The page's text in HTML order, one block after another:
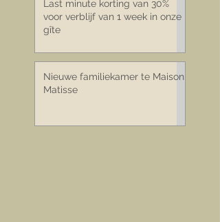
Last minute korting van 30%
voor verblijf van 1 week in onze
Nieuwe familiekamer te Maison